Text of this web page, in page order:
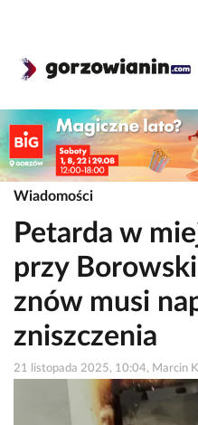
Wiadomości
Petarda w
przy
znów musi
zniszczenia
21 listopada 2025, 10:04, Marcin